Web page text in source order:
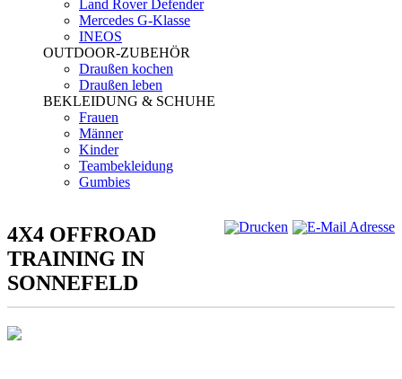
Land Rover Defender
Mercedes G-Klasse
INEOS
OUTDOOR-ZUBEHÖR
Draußen kochen
Draußen leben
BEKLEIDUNG & SCHUHE
Frauen
Männer
Kinder
Teambekleidung
Gumbies
4X4 OFFROAD
TRAINING IN
SONNEFELD